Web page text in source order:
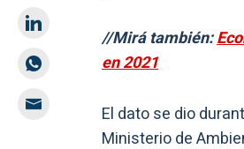
//Mirá también:
en 2021
El dato se dio
Ministerio de